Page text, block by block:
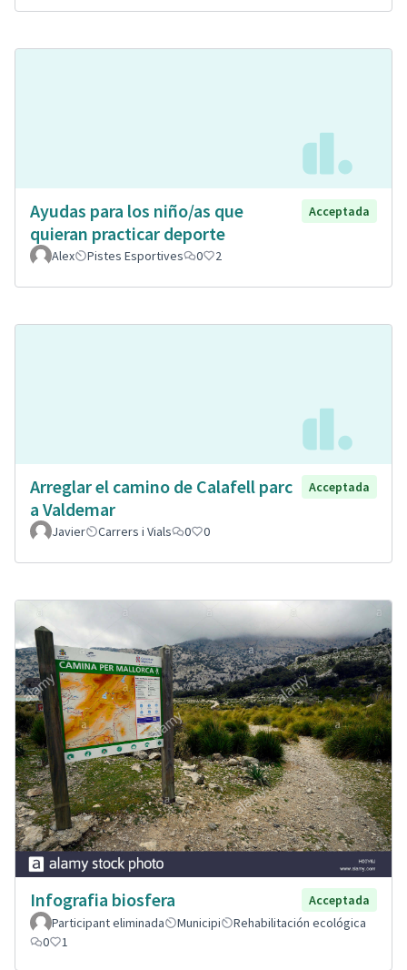
Ayudas para los niño/as que
quieran practicar deporte
Acceptada
Alex Pistes Esportives 0 2
Arreglar el camino de Calafell parc
a Valdemar
Acceptada
Javier Carrers i Vials 0 0
Infografia biosfera
Acceptada
Participant eliminada
Municipi
Rehabilitación ecológica
0
1